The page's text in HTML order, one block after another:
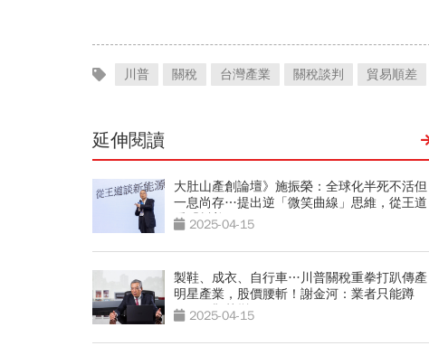
川普 關稅 台灣產業 關稅談判 貿易順差
延伸閱讀
大肚山產創論壇》施振榮：全球化半死不活但
一息尚存…提出逆「微笑曲線」思維，從王道
看「川普2.0」
2025-04-15
製鞋、成衣、自行車…川普關稅重拳打趴傳產
明星產業，股價腰斬！謝金河：業者只能蹲
低，靜觀其變
2025-04-15